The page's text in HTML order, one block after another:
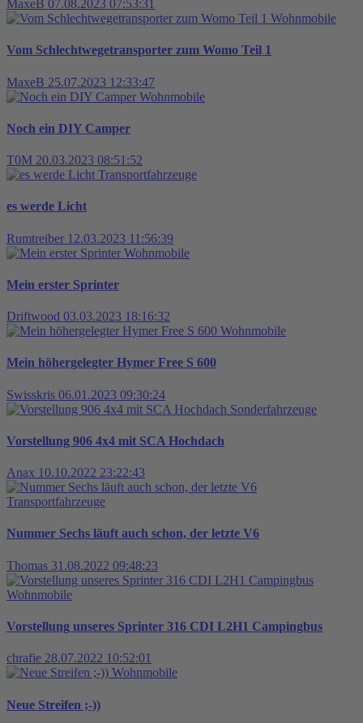
MaxeB 07.08.2023 07:53:31
Wohnmobile
Vom Schlechtwegetransporter zum Womo Teil 1
MaxeB 25.07.2023 12:33:47
Wohnmobile
Noch ein DIY Camper
T0M 20.03.2023 08:51:52
Transportfahrzeuge
es werde Licht
Rumtreiber 12.03.2023 11:56:39
Wohnmobile
Mein erster Sprinter
Driftwood 03.03.2023 18:16:32
Wohnmobile
Mein höhergelegter Hymer Free S 600
Swisskris 06.01.2023 09:30:24
Sonderfahrzeuge
Vorstellung 906 4x4 mit SCA Hochdach
Anax 10.10.2022 23:22:43
Transportfahrzeuge
Nummer Sechs läuft auch schon, der letzte V6
Thomas 31.08.2022 09:48:23
Wohnmobile
Vorstellung unseres Sprinter 316 CDI L2H1 Campingbus
chrafie 28.07.2022 10:52:01
Wohnmobile
Neue Streifen ;-))